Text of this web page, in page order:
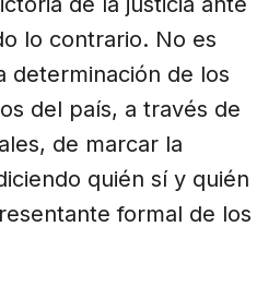
lo contrario. No es
determinación de los
del país, a través de
de marcar la
quién sí y quién
formal de los